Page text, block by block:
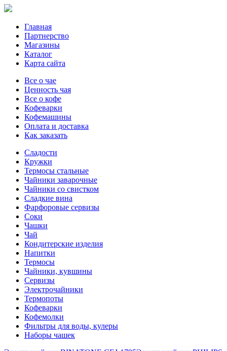
Главная
Партнерство
Магазины
Каталог
Карта сайта
Все о чае
Ценность чая
Все о кофе
Кофеварки
Кофемашины
Оплата и доставка
Как заказать
Сладости
Кружки
Термосы стальные
Чайники заварочные
Чайники со свистком
Сладкие вина
Фарфоровые сервизы
Соки
Чашки
Чай
Кондитерские изделия
Напитки
Термосы
Чайники, кувшины
Сервизы
Электрочайники
Термопоты
Кофеварки
Кофемолки
Фильтры для воды, кулеры
Наборы чашек